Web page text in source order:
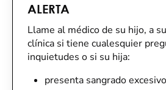
ALERTA
Llame al médico de su hijo, a
clínica si tiene cualesquier
inquietudes o si su hija:
presenta sangrado